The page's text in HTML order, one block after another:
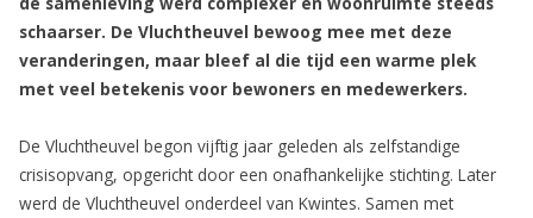
schaarser. De Vluchtheuvel bewoog mee met deze
veranderingen, maar bleef al die tijd een warme plek
met veel betekenis voor bewoners en medewerkers.
De Vluchtheuvel begon vijftig jaar geleden als zelfstandige
crisisopvang, opgericht door een onafhankelijke stichting. Later
werd de Vluchtheuvel onderdeel van Kwintes. Samen met